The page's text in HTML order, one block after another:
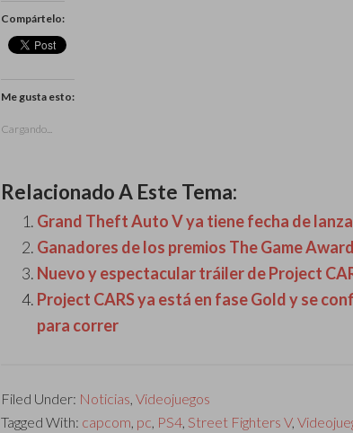
Compártelo:
Me gusta esto:
Cargando...
Relacionado A Este Tema:
Grand Theft Auto V ya tiene fecha de
Ganadores de los premios The Game
Nuevo y espectacular tráiler de Project
Project CARS ya está en fase Gold y se
para correr
Filed Under: Noticias, Videojuegos
Tagged With: capcom, pc, PS4, Street Fighters V,